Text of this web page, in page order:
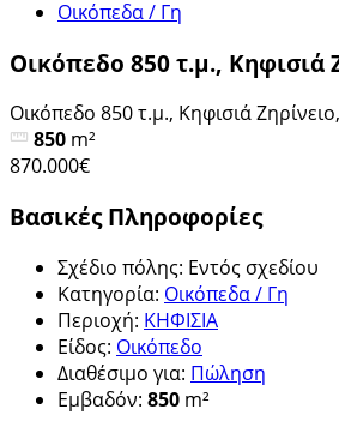
Οικόπεδα / Γη
Οικόπεδο 850 τ.μ., Κηφισιά
Οικόπεδο 850 τ.μ., Κηφισιά
850 m²
870.000€
Βασικές Πληροφορίες
Σχέδιο πόλης: Εντός σχεδίου
Κατηγορία: Οικόπεδα / Γη
Περιοχή: ΚΗΦΙΣΙΑ
Είδος: Οικόπεδο
Διαθέσιμο για: Πώληση
Εμβαδόν: 850 m²